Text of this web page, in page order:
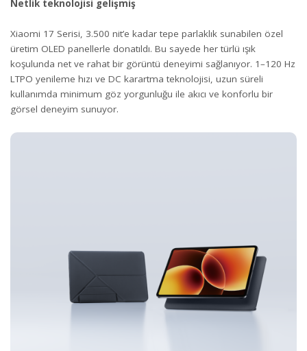
Netlik teknolojisi gelişmiş
Xiaomi 17 Serisi, 3.500 nit’e kadar tepe parlaklık sunabilen özel
üretim OLED panellerle donatıldı. Bu sayede her türlü ışık
koşulunda net ve rahat bir görüntü deneyimi sağlanıyor. 1–120 Hz
LTPO yenileme hızı ve DC karartma teknolojisi, uzun süreli
kullanımda minimum göz yorgunluğu ile akıcı ve konforlu bir
görsel deneyim sunuyor.